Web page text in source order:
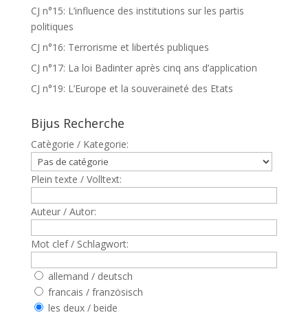
CJ n°15: L’influence des institutions sur les partis
politiques
CJ n°16: Terrorisme et libertés publiques
CJ n°17: La loi Badinter après cinq ans d’application
CJ n°19: L’Europe et la souveraineté des Etats
Bijus Recherche
Catègorie / Kategorie:
Plein texte / Volltext:
Auteur / Autor:
Mot clef / Schlagwort:
allemand / deutsch
francais / französisch
les deux / beide